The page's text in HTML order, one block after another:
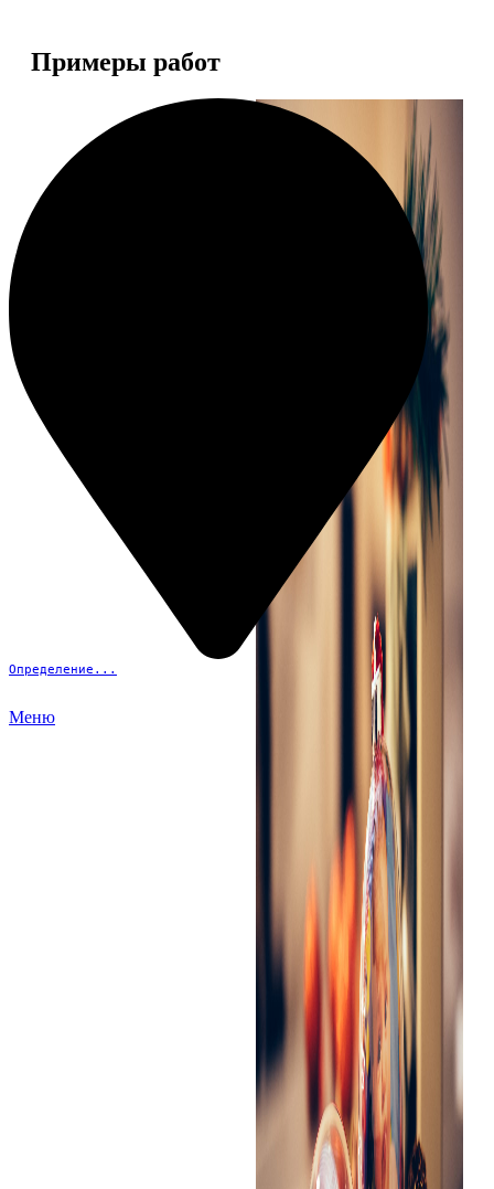
Определение...
Меню
Примеры работ